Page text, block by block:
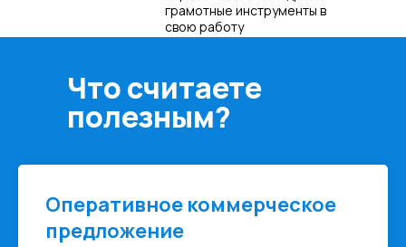
грамотные инструменты в
свою работу
Что считаете
полезным?
Оперативное коммерческое
предложение